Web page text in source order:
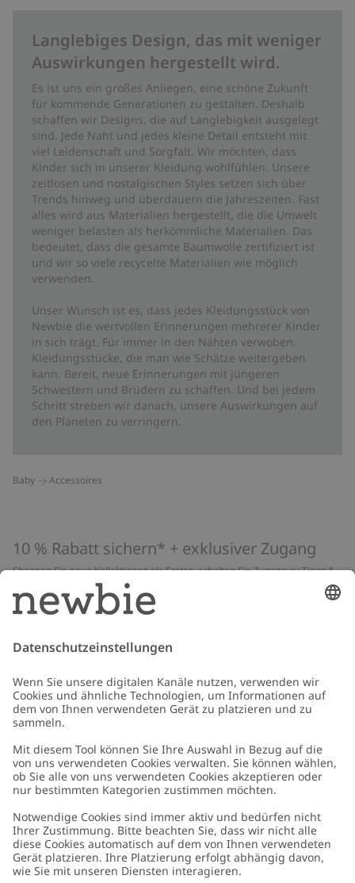
Langlebiges Design, das mit weniger
Auswirkungen hergestellt wird.
Es ist uns ein großes Anliegen, eine schöne Zukunft
für kommende Generationen zu gestalten. Deshalb
schaffen wir Designs, die auf Langlebigkeit ausgelegt
sind. Jede Naht und jedes kleine Detail entsteht mit
viel Leidenschaft und Sorgfalt. Wir möchten, dass
Kinder sich in unserer Kleidung wohlfühlen. Unsere
zeitlosen und nostalgischen Styles setzen sich über
Trends hinweg und überdauern die Jahreszeiten. Fast
alles wird aus Materialien hergestellt, die die Umwelt
weniger belasten als herkömmliche Materialien. Das
bedeutet, dass die gesamte Baumwolle zertifiziert ist
und wir so viele recycelte Materialien wie möglich
verwenden.
Unser Wunsch ist es, dass jedes Kleidungsstück von
Newbie die wertvollen Erinnerungen mehrerer Kinder
in sich trägt. Für immer in den Nähten verwoben.
Kleidungsstücke, die man wie Schätze weitergeben
kann. Bereit, neue Erinnerungen mit jüngeren
Schwestern und Brüdern zu schaffen. Und bei jedem
Schritt streben wir danach, unsere Auswirkungen auf
den Planeten zu verringern.
Baby Accessoires
10 % Rabatt sichern* + exklusiver Zugang
Shoppen Sie neue Kollektionen als Erstes, erhalten Sie Zugang zu Tipps &
Guides und profitieren Sie von exklusiven Angeboten
*Gilt nur für deine erste Bestellung und ist nicht mit anderen Rabatten
oder Angeboten kombinierbar. Gilt nicht für limitierte Artikel. Lies unsere
Schicken
Kundenservice
Kontaktieren Sie uns
Über uns